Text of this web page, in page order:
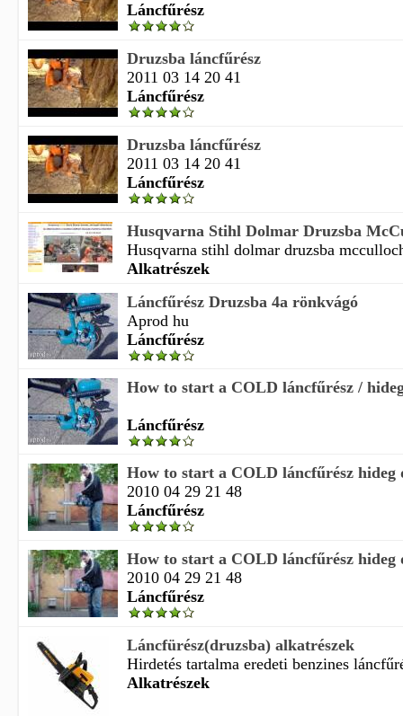
Láncfűrész
Druzsba láncfűrész
2011 03 14 20 41
Láncfűrész
Druzsba láncfűrész
2011 03 14 20 41
Láncfűrész
Husqvarna Stihl Dolmar Druzsba
Husqvarna stihl dolmar druzsba
Alkatrészek
Láncfűrész Druzsba 4a rönkvágó
Aprod hu
Láncfűrész
How to start a COLD láncfűrész /
Láncfűrész
How to start a COLD láncfűrész hideg
2010 04 29 21 48
Láncfűrész
How to start a COLD láncfűrész hideg
2010 04 29 21 48
Láncfűrész
Láncfürész(druzsba) alkatrészek
Hirdetés tartalma eredeti benzines
Alkatrészek